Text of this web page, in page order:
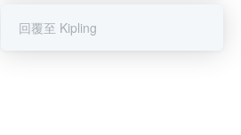
提醒您：系統會自動已讀訊息，如
回覆至 Kipling